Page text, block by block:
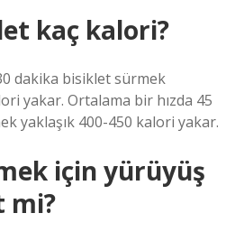
kaç kalori?
dakika bisiklet sürmek
yakar. Ortalama bir hızda 45
yaklaşık 400-450 kalori yakar.
için yürüyüş
mi?